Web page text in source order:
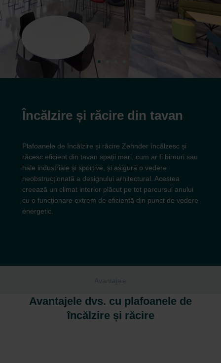
Încălzire și răcire din tavan
Plafoanele de încălzire și răcire Zehnder încălzesc și
răcesc eficient din tavan spații mari, cum ar fi birouri sau
hale industriale și sportive, și asigură o vedere
neobstrucționată a designului arhitectural. Acestea
creează un climat interior plăcut pe tot parcursul anului
cu o funcționare extrem de eficientă din punct de vedere
energetic.
Avantajele
Avantajele dvs. cu plafoanele de
încălzire și răcire